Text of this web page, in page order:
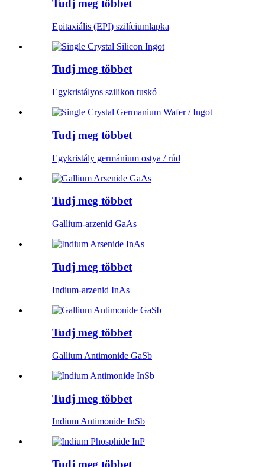
Tudj meg többet
Epitaxiális (EPI) szilíciumlapka
Tudj meg többet
Egykristályos szilikon tuskó
Tudj meg többet
Egykristály germánium ostya / rúd
Tudj meg többet
Gallium-arzenid GaAs
Tudj meg többet
Indium-arzenid InAs
Tudj meg többet
Gallium Antimonide GaSb
Tudj meg többet
Indium Antimonide InSb
Tudj meg többet